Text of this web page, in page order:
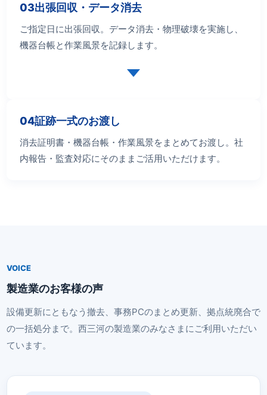
03出張回収・データ消去
ご指定日に出張回収。データ消去・物理破壊を実施し、
機器台帳と作業風景を記録します。
04証跡一式のお渡し
消去証明書・機器台帳・作業風景をまとめてお渡し。社
内報告・監査対応にそのままご活用いただけます。
VOICE
製造業のお客様の声
設備更新にともなう撤去、事務PCのまとめ更新、拠点統廃合で
の一括処分まで。西三河の製造業のみなさまにご利用いただい
ています。